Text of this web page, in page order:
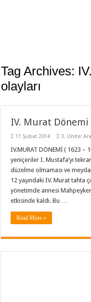
Tag Archives:
olayları
IV. Murat Dönemi
11 Şubat 2014 3. Ünite:
IV.MURAT DÖNEMİ ( 1623 –
yeniçeriler I. Mustafa’yı
düzelme olmaması ve
12 yaşındaki IV. Murat tahta
yönetimde annesi Mahpeyker
etkisinde kaldı. Bu …
Read More »